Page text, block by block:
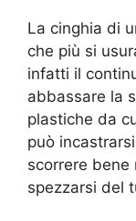
La cinghia di
che più si
infatti il
abbassare la
plastiche da
può
scorrere bene
spezzarsi del